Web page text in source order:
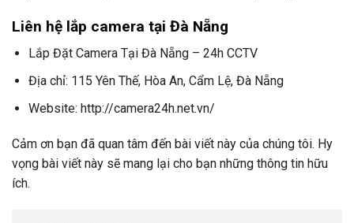
Liên hệ lắp camera tại Đà Nẵng
Lắp Đặt Camera Tại Đà Nẵng – 24h CCTV
Địa chỉ: 115 Yên Thế, Hòa An, Cẩm Lệ, Đà Nẵng
Website: http://camera24h.net.vn/
Cảm ơn bạn đã quan tâm đến bài viết này của chúng tôi. Hy
vọng bài viết này sẽ mang lại cho bạn những thông tin hữu
ích.